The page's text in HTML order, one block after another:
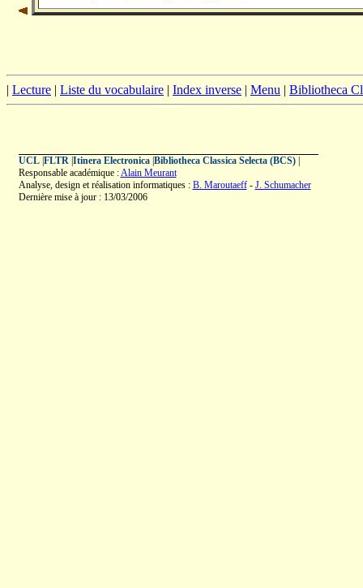
| Lecture | Liste du vocabulaire | Index inverse | Menu | Bibliotheca
UCL| FLTR| Itinera Electronica| Bibliotheca Classica Selecta (BCS)|
Responsable académique :Alain Meurant
Analyse, design et réalisation informatiques : B. Maroutaeff- J. Schumacher
Dernière mise à jour : 13/03/2006